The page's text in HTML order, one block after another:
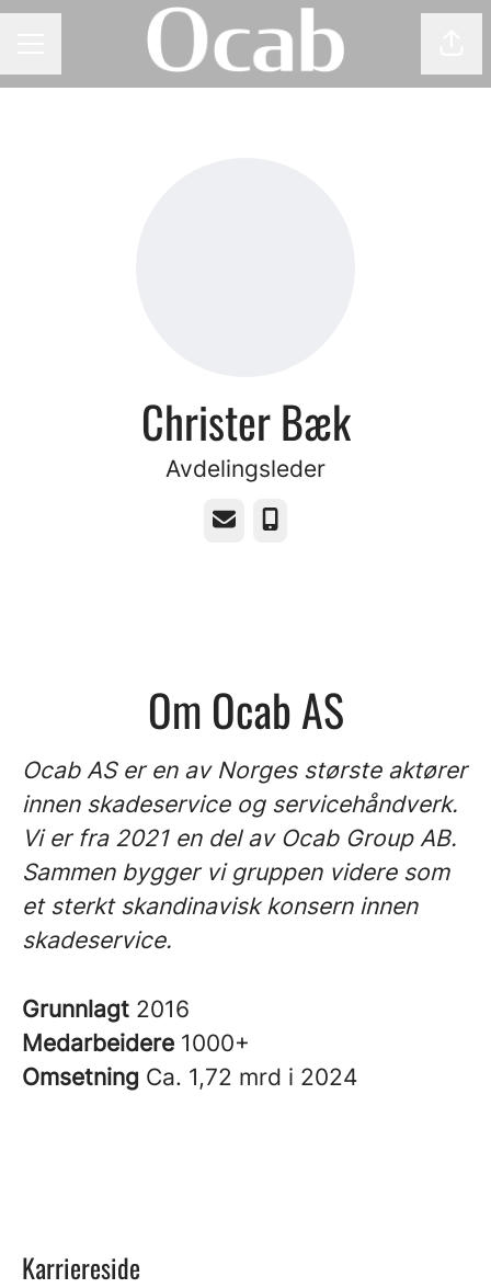
Christer Bæk
Avdelingsleder
E-postTelefonnummer
Om Ocab AS
Ocab AS er en av Norges største aktører
innen skadeservice og servicehåndverk.
Vi er fra 2021 en del av Ocab Group AB.
Sammen bygger vi gruppen videre som
et sterkt skandinavisk konsern innen
skadeservice.
Grunnlagt 2016
Medarbeidere 1000+
Omsetning Ca. 1,72 mrd i 2024
Karriereside